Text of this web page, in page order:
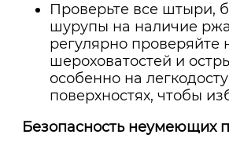
Проверьте все штыри,
шурупы на наличие
регулярно проверяйте
шероховатостей и
особенно на
поверхностях, чтобы
Безопасность неумеющих